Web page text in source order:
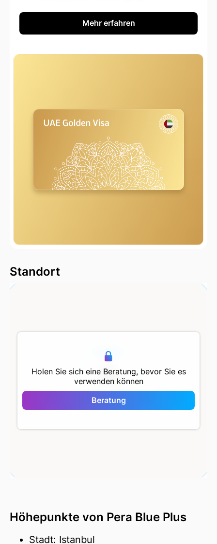
Mehr erfahren
Standort
Holen Sie sich eine Beratung, bevor Sie es
verwenden können
Beratung
Pera Blue Plus
500 m
Höhepunkte von Pera Blue Plus
Stadt: Istanbul